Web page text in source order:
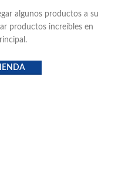
algunos productos a su
productos increíbles en